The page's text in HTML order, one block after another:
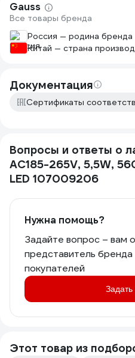
Gauss
Все товары бренда
Россия — родина бренда
Китай — страна
Документация
Сертификаты
Вопросы и ответы о
AC185-265V, 5,5W,
LED 107009206
Нужна помощь?
Задайте вопрос – вам
представитель бренда
покупателей
Задать
Этот товар из